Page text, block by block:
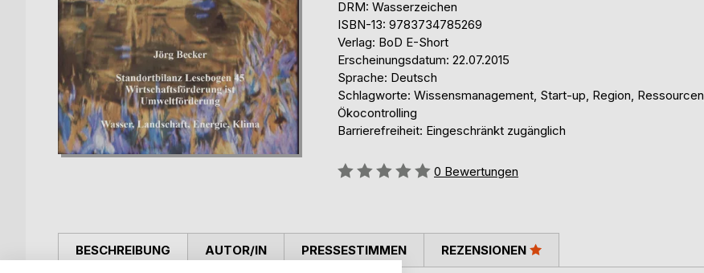
DRM: Wasserzeichen
ISBN-13: 9783734785269
Verlag: BoD E-Short
Erscheinungsdatum: 22.07.2015
Sprache: Deutsch
Schlagworte: Wissensmanagement, Start-up, Region, Ressourcen,
Ökocontrolling
Barrierefreiheit: Eingeschränkt zugänglich
Bewertung::
0 Bewertungen
BESCHREIBUNG AUTOR/IN PRESSESTIMMEN REZENSIONEN